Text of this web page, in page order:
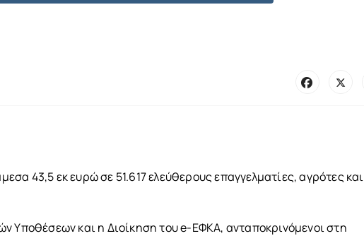
43,5 εκ ευρώ σε 51.617 ελεύθερους επαγγελματίες, αγρότες και
Υποθέσεων και η Διοίκηση του e-ΕΦΚΑ, ανταποκρινόμενοι στη